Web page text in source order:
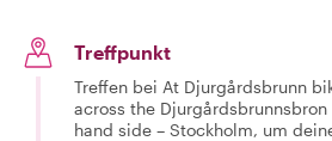
Treffpunkt
Treffen bei At Djurgårdsbrunn
across the
hand side – Stockholm, um